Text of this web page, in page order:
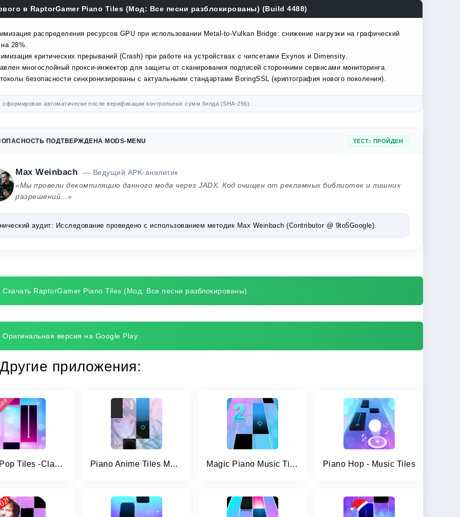
в RaptorGamer Piano Tiles (Мод: Все песни разблокированы) (Build 4488)
распределения ресурсов GPU при использовании Metal-to-Vulkan Bridge: снижение нагрузки на графический
28%.
критических прерываний (Crash) при работе на устройствах с чипсетами Exynos и Dimensity.
многослойный прокси-инжектор для защиты от сканирования подписей сторонними сервисами мониторинга.
безопасности синхронизированы с актуальными стандартами BoringSSL (криптография нового поколения).
автоматически после верификации контрольных сумм билда (SHA-256).
ПОДТВЕРЖДЕНА MODS-MENU ТЕСТ: ПРОЙДЕН
Max Weinbach
— Ведущий APK-аналитик
«Мы провели декомпиляцию данного мода через JADX. Код очищен от рекламных библиотек и лишних
разрешений...»
аудит: Исследование проведено с использованием методик Max Weinbach (Contributor @ 9to5Google).
Скачать RaptorGamer Piano Tiles (Мод: Все песни разблокированы)
Оригинальная версия на Google Play
Другие приложения:
Piano Pop Tiles -Classic Piano Piano Anime Tiles Music Magic Piano Music Tiles 2 Piano Hop - Music Tiles